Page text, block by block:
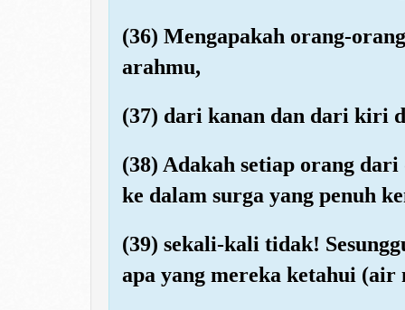
(36) Mengapakah orang-
arahmu,
(37) dari kanan dan dari kiri
(38) Adakah setiap orang
ke dalam surga yang penuh
(39) sekali-kali tidak!
apa yang mereka ketahui (air